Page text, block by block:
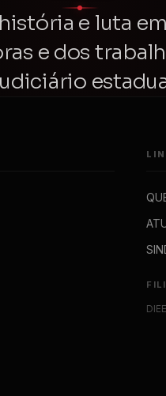
e luta
e dos